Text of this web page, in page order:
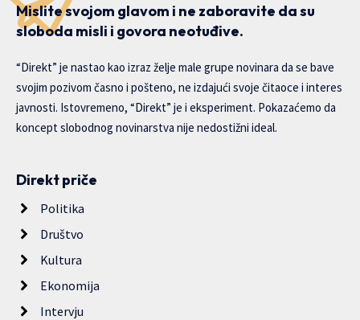
Mislite svojom glavom i ne zaboravite da su
sloboda misli i govora neotuđive.
“Direkt” je nastao kao izraz želje male grupe novinara da se bave
svojim pozivom časno i pošteno, ne izdajući svoje čitaoce i interes
javnosti. Istovremeno, “Direkt” je i eksperiment. Pokazaćemo da
koncept slobodnog novinarstva nije nedostižni ideal.
Direkt priče
Politika
Društvo
Kultura
Ekonomija
Intervju